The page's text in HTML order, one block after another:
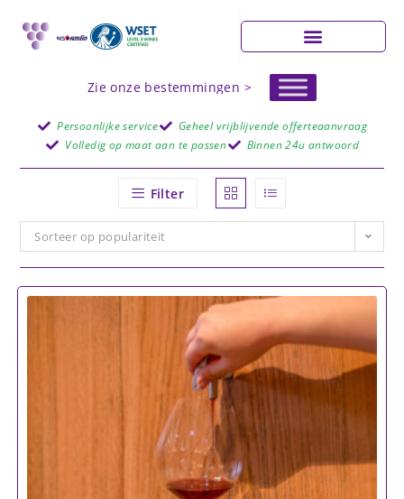
Zie onze bestemmingen >
Persoonlijke service
Geheel vrijblijvende offerteaanvraag
Volledig op maat aan te passen
Binnen 24u antwoord
Filter
Sorteer op populariteit